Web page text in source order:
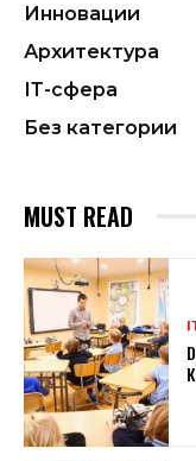
Инновации
Архитектура
ІТ-сфера
Без категории
MUST READ